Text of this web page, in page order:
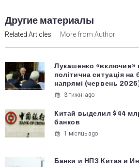
Другие материалы
Related Articles More from Author
Лукашенко «включив»
політична ситуація на
напрямі (червень
3 тижні ago
Китай выделил $44
банков
1 місяць ago
Банки и НПЗ Китая и